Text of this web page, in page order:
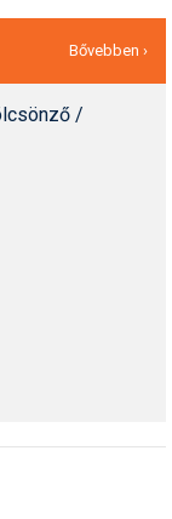
Bővebben ›
/